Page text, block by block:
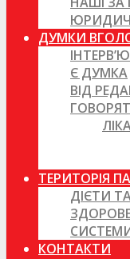
ДУМКИ
ІНТЕРВ’Ю
Є ДУМКА
ВІД
ТЕРИТОРІЯ
ДІЄТИ
КОНТАКТИ